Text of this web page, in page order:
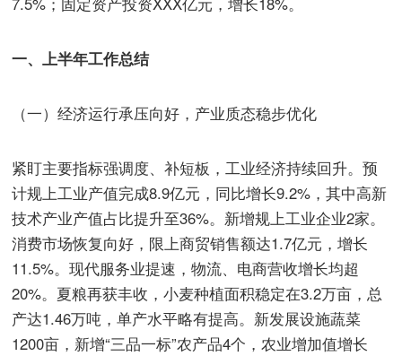
一、上半年工作总结
（一）经济运行承压向好，产业质态稳步优化
紧盯主要指标强调度、补短板，工业经济持续回升。预
计规上工业产值完成8.9亿元，同比增长9.2%，其中高新
技术产业产值占比提升至36%。新增规上工业企业2家。
消费市场恢复向好，限上商贸销售额达1.7亿元，增长
11.5%。现代服务业提速，物流、电商营收增长均超
20%。夏粮再获丰收，小麦种植面积稳定在3.2万亩，总
产达1.46万吨，单产水平略有提高。新发展设施蔬菜
1200亩，新增“三品一标”农产品4个，农业增加值增长